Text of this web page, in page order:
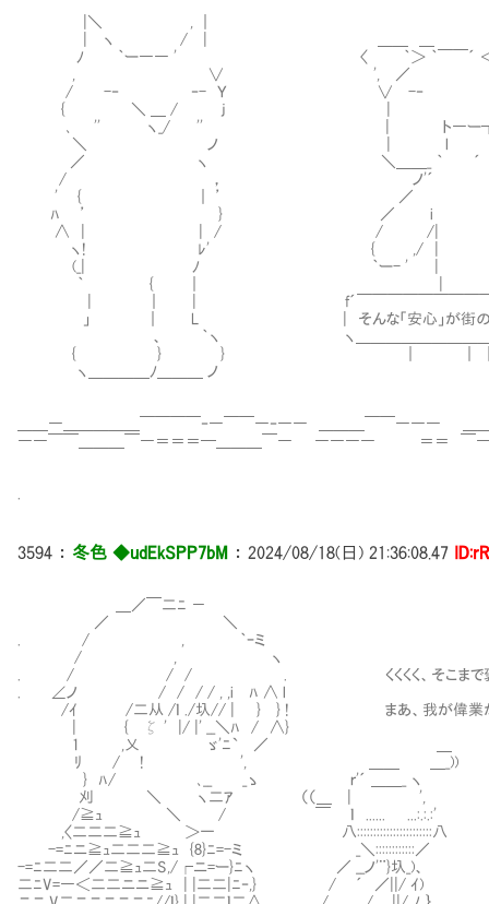
|＼ , ｜
| ヽ / | ＿＿ ＿ ＿
ﾉ ｀ー―― ' 〈 ｀＞ ｀￣￣´ ＜
, ∨ ', ／
/ -‐ ‐- Ｙ ∨ -‐ ‐-
{ ＼ ＿ / j | |
､ '' ヽ_/ '' | ト―ー┐ |／
＼ ノ | l ｌ
／ ヽ ＼＿＿_ ｀ ´
/ ， ノ'´
' { ｜ ’ ／ ,,
ﾊ ’ } ／ i
∧ | | / / /|
ヽ! ﾚ' { ,/ |
(_| ﾉ ｀ー- '
｀ { ｜ |
| ｜ | f´￣￣￣￣￣￣￣￣￣￣￣￣￣￣￣
」 ｜ L | そんな「安心」が街の人にはあっ
、 ｀ヽ ヽ＿＿＿＿＿＿＿＿＿＿＿＿＿＿
{ } } ｜ ｜
ヽ＿＿＿＿ﾉ＿＿＿ ノ
＿＿―＿＿＿＿＿￣￣￣￣‐―￣￣―‐―― ＿＿＿￣￣――― ＿
――￣￣＿＿＿￣―＝＝＝━＿＿＿￣― ―――― ＝＝ ￣――
3594 ： 冬色 ◆udEkSPP7bM ： 2024/08/18(日) 21:36:08.47
＿／￣二ﾆ －
／ ＼
. / , ｀ｰミ
/ , ヽ
. / / / . くくくく、そこまで褒めてくれる
. ∠ノ / / / / , ,i ﾊ ∧ l
/ｲ /二从 /ｌ ./圦// | } } ! まあ、我が偉業からさる
| { ζ ' |/ |' __＼ﾊ / ∧}
1 ,乂 ゞ'ﾆ`Ⅳ／ ＿
ﾘ / ! ', ＿＿ ＿_))
} ﾊ/ ､__ _ゝ ｒ'´ ＿＿_ ヽ
刈 ＼ ヽ二ｱ （（＿ | ',
/≧ｭ ＼ / ￣ ｌ ...... ...:.:.:'
,〈二二二≧ｭ ＞一 八:::::::::::::::::::::::八
-=ﾆニ≧ｭ二二二≧ｭ {8}ﾆ=-ミ _＼::::::::::::／
-=ﾆ二二／／二≧ｭ二S,/┌ニ=ー}ﾆヽ ／ __ノ'¨}圦_)、
二ﾆV=―＜二二ニニ≧ｭ | |二二|ﾆ‐,} / ´ ／||/ ｲ)